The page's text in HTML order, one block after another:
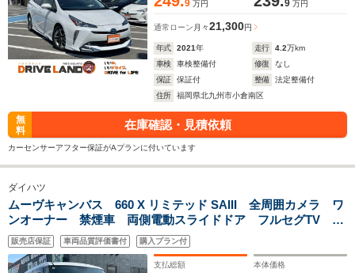
9 万円 9 万円
通常ローン 月々21,300円
年式 2021年 走行 4.2万km
車検
車検整備付 修復
なし
保証
保証付 整備
法定整備付
住所
福岡県北九州市小倉南区
無
料
在庫確認・見積依頼
カーセンサーアフター保証がAプランに付いています
ダイハツ
ムーヴキャンバス 660 X リミテッド SAIII 全周囲カメラ ワ
ンオーナー 禁煙車 両側電動スライドドア フルセグTV レ
ーンアシスト 10インチDオーディオ スマートキー ベンチ
シート 純正14インチアルミホイール フロントフォグランプ
販売店保証 車両品質評価書付 購入プラン付
支払総額 本体価格